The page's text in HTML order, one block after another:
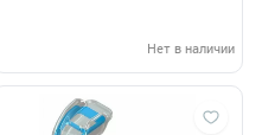
Нет в наличии